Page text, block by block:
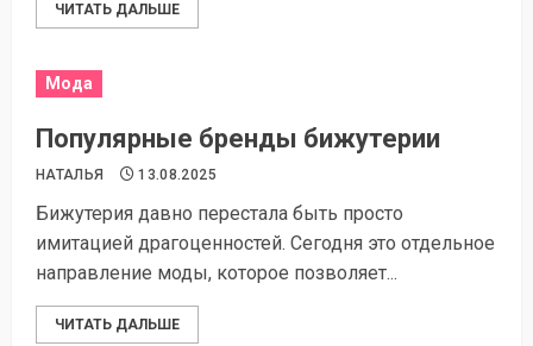
ЧИТАТЬ ДАЛЬШЕ
Мода
Популярные бренды бижутерии
НАТАЛЬЯ 13.08.2025
Бижутерия давно перестала быть просто
имитацией драгоценностей. Сегодня это отдельное
направление моды, которое позволяет...
ЧИТАТЬ ДАЛЬШЕ